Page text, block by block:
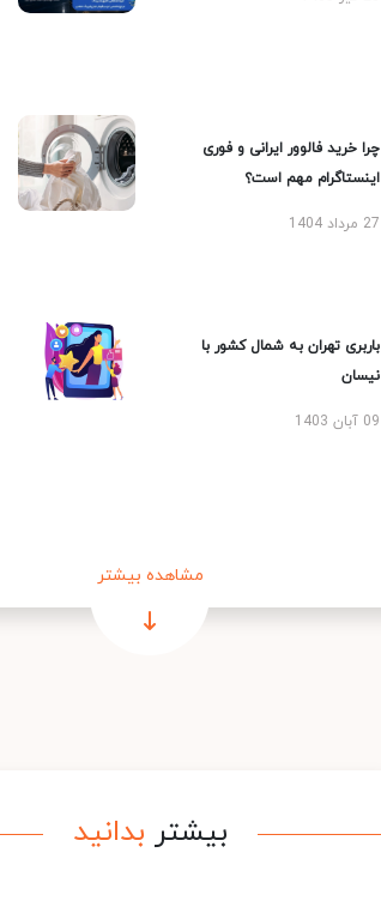
چرا خرید فالوور ایرانی و فوری
اینستاگرام مهم است؟
27 مرداد 1404
باربری تهران به شمال کشور با
نیسان
09 آبان 1403
مشاهده بیشتر
بیشتر بدانید